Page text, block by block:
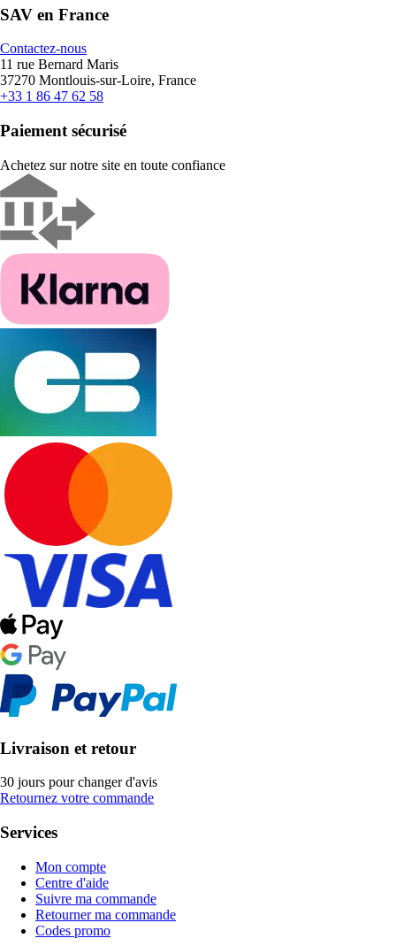
SAV en France
Contactez-nous
11 rue Bernard Maris
37270 Montlouis-sur-Loire, France
+33 1 86 47 62 58
Paiement sécurisé
Achetez sur notre site en toute confiance
Livraison et retour
30 jours pour changer d'avis
Retournez votre commande
Services
Mon compte
Centre d'aide
Suivre ma commande
Retourner ma commande
Codes promo